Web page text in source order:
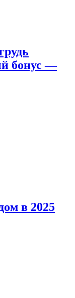
бонус —
в 2025